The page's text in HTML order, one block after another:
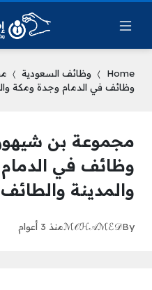
Home وظائف السعودية
وظائف في الدمام وجدة ومكة
وظائف في
والمدينة والطائف
By
ℳ𝒪ℋ𝒜ℳℰ𝒟منذ 3 أعوام